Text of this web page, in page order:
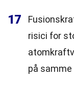
17
risici for
på